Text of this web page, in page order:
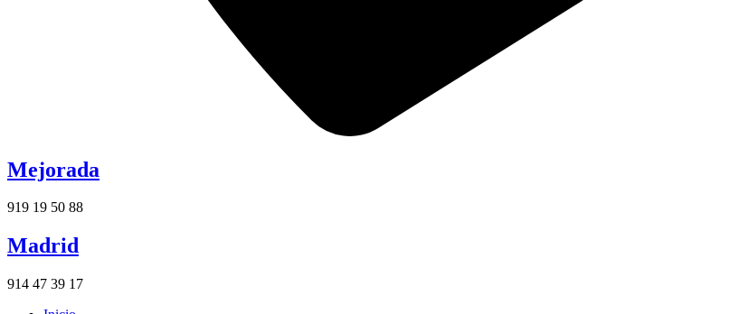
Mejorada
919 19 50 88
Madrid
914 47 39 17